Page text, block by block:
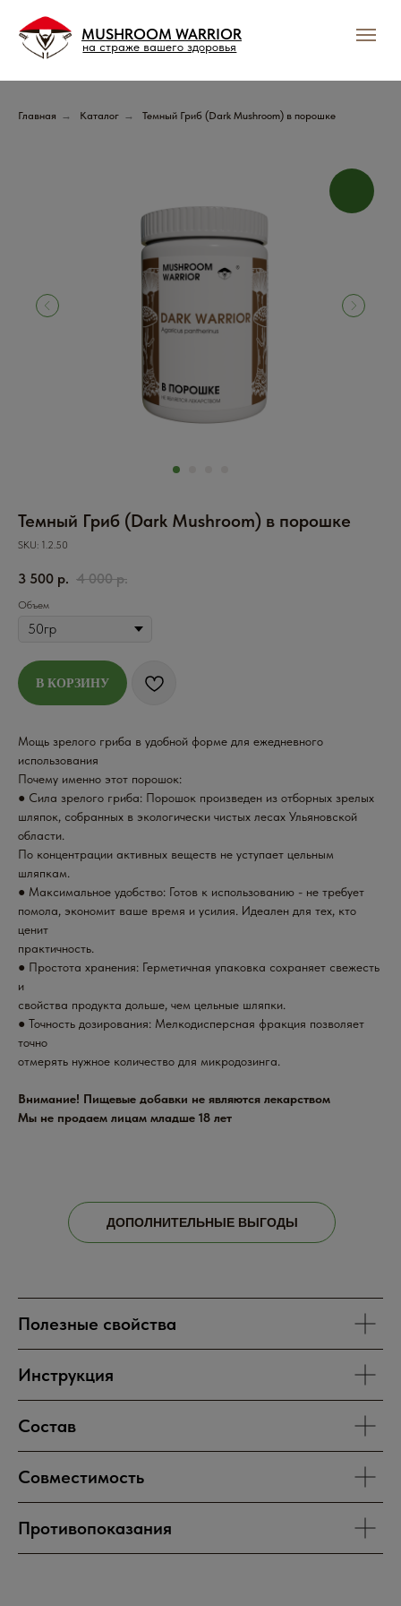
MUSHROOM WARRIOR
на страже вашего здоровья
выгодные предложения
Грибного Воина !
В нашем тг-канале вы найдете всю актуальную
информацию о скидках, акциях и распродажах.
Подписывайтесь и будьте в курсе событий!
Подписаться
Главная → Каталог → Темный Гриб (Dark Mushroom) в порошке
Темный Гриб (Dark Mushroom) в порошке
SKU: 1.2.50
3 500 р. 4 000 р.
Объем
В КОРЗИНУ
Мощь зрелого гриба в удобной форме для ежедневного
использования
Почему именно этот порошок:
● Сила зрелого гриба: Порошок произведен из отборных зрелых
шляпок, собранных в экологически чистых лесах Ульяновской
области.
По концентрации активных веществ не уступает цельным
шляпкам.
● Максимальное удобство: Готов к использованию - не требует
помола, экономит ваше время и усилия. Идеален для тех, кто
ценит
практичность.
● Простота хранения: Герметичная упаковка сохраняет свежесть
и
свойства продукта дольше, чем цельные шляпки.
● Точность дозирования: Мелкодисперсная фракция позволяет
точно
отмерять нужное количество для микродозинга.
Внимание! Пищевые добавки не являются лекарством
Мы не продаем лицам младше 18 лет
ДОПОЛНИТЕЛЬНЫЕ ВЫГОДЫ
Полезные свойства
Инструкция
Состав
Совместимость
Противопоказания
ИНФОРМАЦИЯ
Контакты
соглашение
Часто задаваемые вопросы